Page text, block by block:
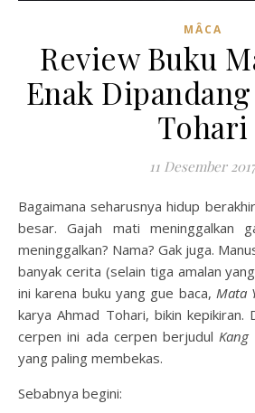
MÂCA
Review Buku
Enak
Tohari
11 Desember 2017
Bagaimana seharusnya hidup berakhir? Sebuah pertanyaan
besar. Gajah mati meninggalkan
meninggalkan? Nama? Gak juga.
banyak cerita (selain tiga amalan
ini karena buku yang gue baca, Mata
karya Ahmad Tohari, bikin kepikiran.
cerpen ini ada cerpen berjudul
yang paling membekas.
Sebabnya begini: